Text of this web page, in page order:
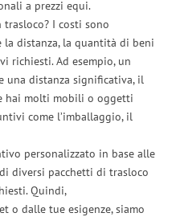
a prezzi equi.
I costi sono
distanza, la quantità di beni
richiesti. Ad esempio, un
una distanza significativa, il
hai molti mobili o oggetti
come l’imballaggio, il
personalizzato in base alle
diversi pacchetti di trasloco
Quindi,
o dalle tue esigenze, siamo